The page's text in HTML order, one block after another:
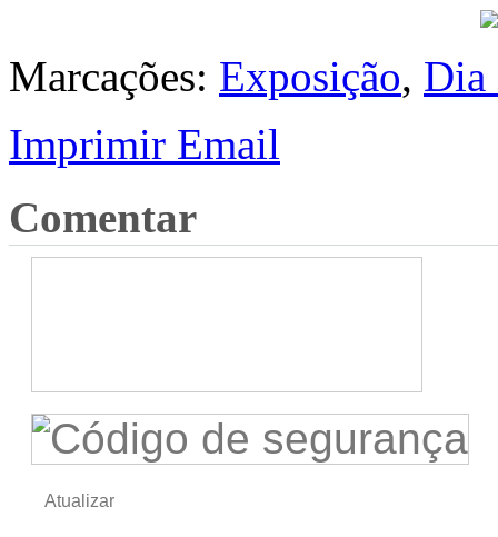
Marcações: Exposição, Dia
Imprimir Email
Comentar
Atualizar